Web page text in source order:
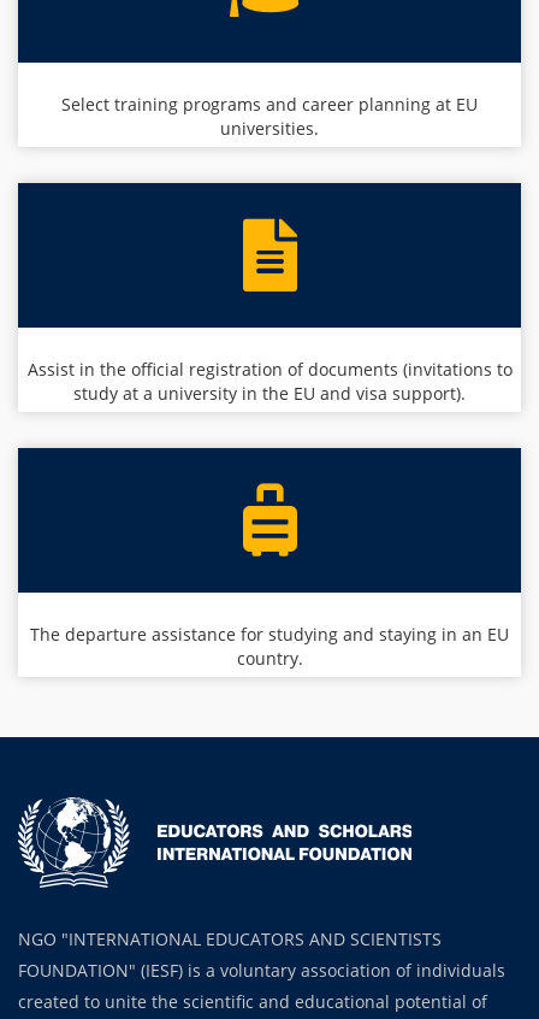
Select training programs and career planning at EU
universities.
Assist in the official registration of documents (invitations to
study at a university in the EU and visa support).
The departure assistance for studying and staying in an EU
country.
NGO "INTERNATIONAL EDUCATORS AND SCIENTISTS
FOUNDATION" (IESF) is a voluntary association of individuals
created to unite the scientific and educational potential of